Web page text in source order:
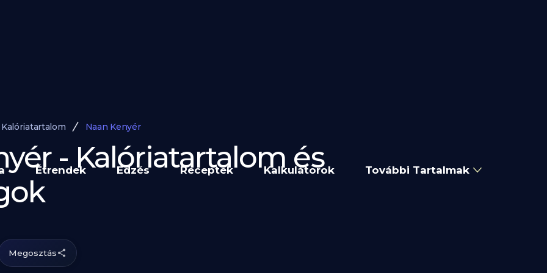
Étrendek Edzés Receptek Kalkulátorok További Tartalmak
Kalóriatartalom Naan Kenyér
- Kalóriatartalom és
Megosztás